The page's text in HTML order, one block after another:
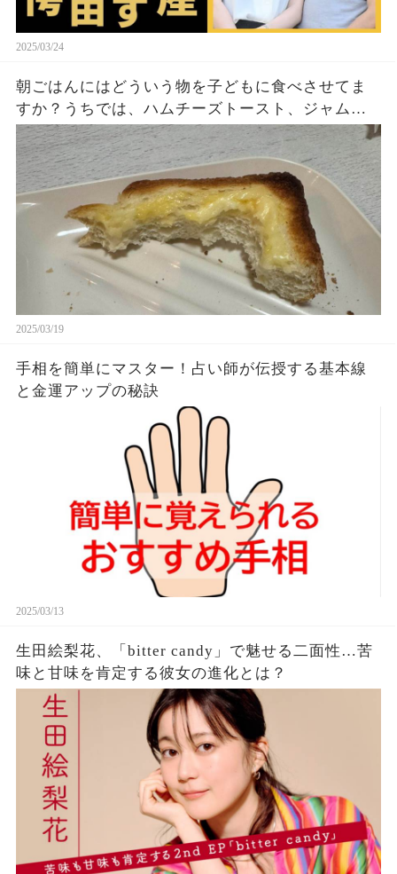
2025/03/24
朝ごはんにはどういう物を子どもに食べさせてま
すか？うちでは、ハムチーズトースト、ジャムト
ースト、ピーナッツバタートーストをよく作りま
す。やっぱこんなんダメよね…
2025/03/19
手相を簡単にマスター！占い師が伝授する基本線
と金運アップの秘訣
2025/03/13
生田絵梨花、「bitter candy」で魅せる二面性…苦
味と甘味を肯定する彼女の進化とは？